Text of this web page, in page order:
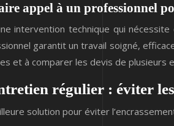
appel à un professionnel
intervention technique qui
garantit un travail soigné,
et à comparer les devis de plusieurs
régulier : éviter
solution pour éviter